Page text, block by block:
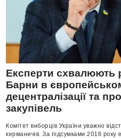
Експерти схвалюють
Барни в
децентралізації та
закупівель
Комітет виборців України уважно
керманичів. За підсумками 2016 року